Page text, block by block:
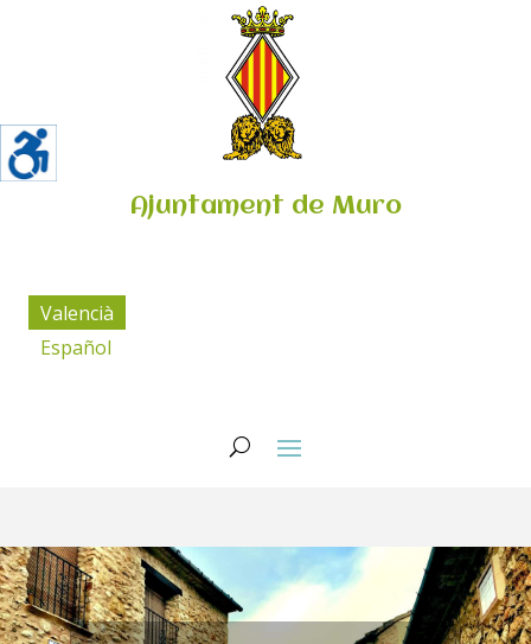
Ajuntament de Muro
Valencià
Español